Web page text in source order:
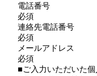
電話番号
必須
連絡先電話番号
必須
メールアドレス
必須
■ご入力いただいた